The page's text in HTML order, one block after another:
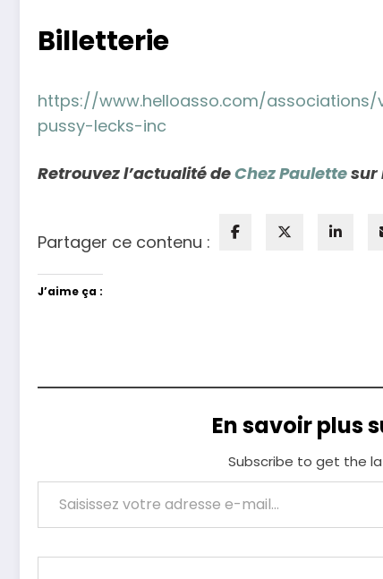
Billetterie
https://www.helloasso.com/
pussy-lecks-inc
Retrouvez l’actualité deChez Paulettesur
Partager ce contenu :
J’aime ça :
En savoir plus
Subscribe to get the
Saisissez votre adresse e-mail…